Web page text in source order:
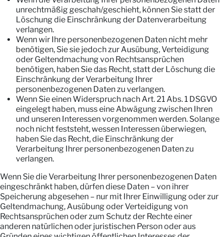
unrechtmäßig geschah/geschieht, können Sie statt der
Löschung die Einschränkung der Datenverarbeitung
verlangen.
Wenn wir Ihre personenbezogenen Daten nicht mehr
benötigen, Sie sie jedoch zur Ausübung, Verteidigung
oder Geltendmachung von Rechtsansprüchen
benötigen, haben Sie das Recht, statt der Löschung die
Einschränkung der Verarbeitung Ihrer
personenbezogenen Daten zu verlangen.
Wenn Sie einen Widerspruch nach Art. 21 Abs. 1 DSGVO
eingelegt haben, muss eine Abwägung zwischen Ihren
und unseren Interessen vorgenommen werden. Solange
noch nicht feststeht, wessen Interessen überwiegen,
haben Sie das Recht, die Einschränkung der
Verarbeitung Ihrer personenbezogenen Daten zu
verlangen.
Wenn Sie die Verarbeitung Ihrer personenbezogenen Daten
eingeschränkt haben, dürfen diese Daten – von ihrer
Speicherung abgesehen – nur mit Ihrer Einwilligung oder zur
Geltendmachung, Ausübung oder Verteidigung von
Rechtsansprüchen oder zum Schutz der Rechte einer
anderen natürlichen oder juristischen Person oder aus